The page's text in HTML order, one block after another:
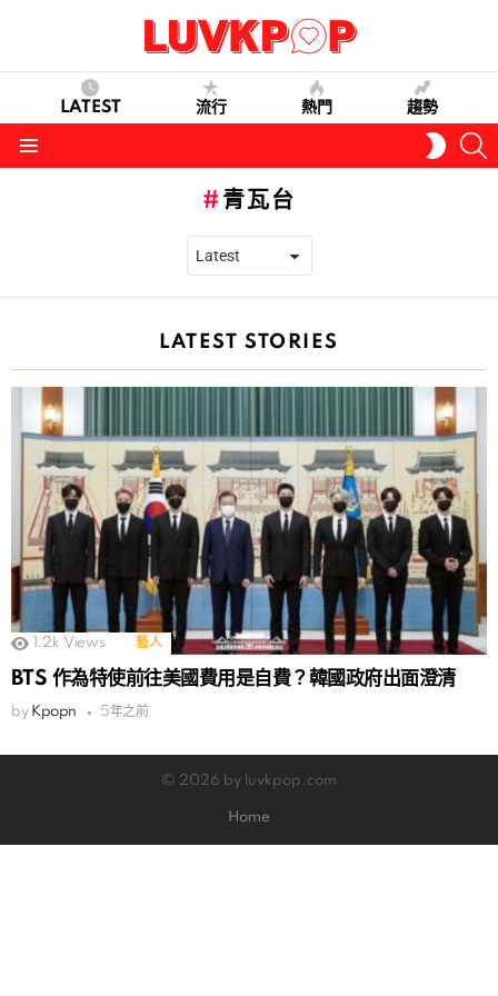
LATEST 流行 熱門 趨勢
SKIN
青瓦台
LATEST STORIES
1.2k Views 藝人
BTS 作為特使前往美國費用是自費？韓國政府出面澄清
by Kpopn 5年之前
© 2026 by luvkpop.com
Home